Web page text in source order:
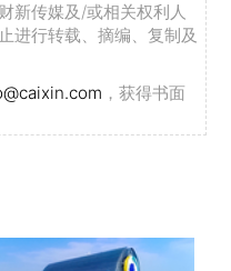
新传媒及/或相关权利人
进行转载、摘编、复制及
，获得书面